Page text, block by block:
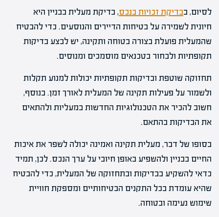
לסיום, בבדיקת זכויות בנכס, בדיקת מעלית בבניין היא
חיונית לשמירה על בטיחות הדיירים והנוסעים. כדי להבטיח
שהמעלית פועלת בצורה בטוחה ותקינה, יש לבצע בדיקות
תקופתיות ולבחור בטכנאים מוסמכים ומנוסים.
תחזוקה שוטפת ובדיקות תקופתיות יכולות למנוע תקלות
ולשמור על פעילות תקינה של המעלית לאורך זמן. בנוסף,
חשוב להכיר את הטכנולוגיות החדשות במעליות ולהתאים
את הבדיקות בהתאם.
בסופו של דבר, מעלית תקינה ואמינה יכולה לשפר את איכות
החיים בבניין ולהשפיע באופן חיובי על ערך הנכס. לכן, תמיד
כדאי להשקיע בבדיקות ובתחזוקה של המעלית, כדי להבטיח
שהיא עומדת בכל התקנים הבטיחותיים ומספקת חוויית
שימוש נעימה ובטוחה.